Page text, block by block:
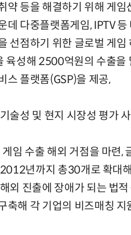
약 등을 해결하기 위해 게
데 다중플랫폼게임, IPTV
선점하기 위한 글로벌 게
육성해 2500억원의 수출을
스 플랫폼(GSP)을 제공,
술성 및 현지 시장성 평가
임 수출 해외 거점을 마련,
년까지 총30개로 확대
외 진출에 장애가 되는 법
축해 각 기업의 비즈매칭